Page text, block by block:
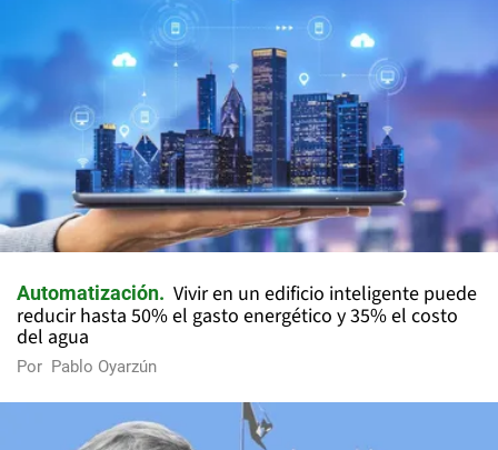
Automatización
Vivir en un edificio inteligente puede
reducir hasta 50% el gasto energético y 35% el costo
del agua
Por Pablo Oyarzún